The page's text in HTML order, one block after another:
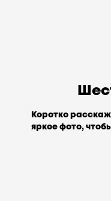
Коротко
яркое фото,